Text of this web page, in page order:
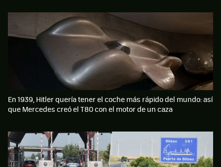
En 1939, Hitler quería tener el coche más rápido del mundo: así
que Mercedes creó el T80 con el motor de un caza